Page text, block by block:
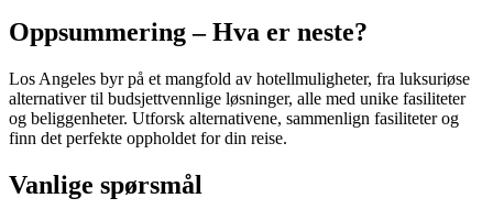
Oppsummering – Hva er neste?
Los Angeles byr på et mangfold av hotellmuligheter, fra luksuriøse
alternativer til budsjettvennlige løsninger, alle med unike fasiliteter
og beliggenheter. Utforsk alternativene, sammenlign fasiliteter og
finn det perfekte oppholdet for din reise.
Vanlige spørsmål